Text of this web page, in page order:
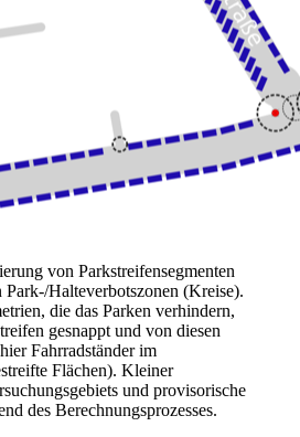
von Parkstreifensegmenten
Halteverbotszonen (Kreise).
die das Parken verhindern,
gesnappt und von diesen
Fahrradständer im
Flächen). Kleiner
und provisorische
des Berechnungsprozesses.